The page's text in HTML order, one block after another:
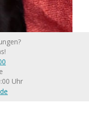
Uhr